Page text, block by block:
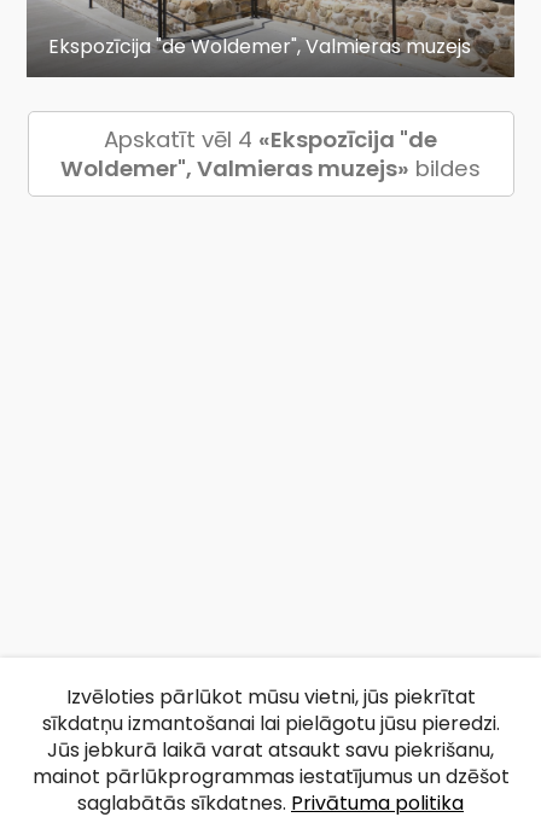
Ekspozīcija "de Woldemer", Valmieras muzejs
Apskatīt vēl 4 «Ekspozīcija "de
Woldemer", Valmieras muzejs» bildes
Izvēloties pārlūkot mūsu vietni, jūs piekrītat
sīkdatņu izmantošanai lai pielāgotu jūsu pieredzi.
Jūs jebkurā laikā varat atsaukt savu piekrišanu,
mainot pārlūkprogrammas iestatījumus un dzēšot
saglabātās sīkdatnes. Privātuma politika